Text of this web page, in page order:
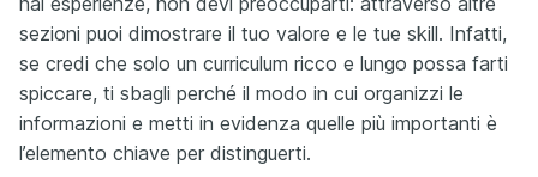
sezioni puoi dimostrare il tuo valore e le tue skill. Infatti,
se credi che solo un curriculum ricco e lungo possa farti
spiccare, ti sbagli perché il modo in cui organizzi le
informazioni e metti in evidenza quelle più importanti è
l’elemento chiave per distinguerti.